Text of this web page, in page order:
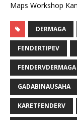
Maps Workshop
DERMAGA
FENDERTIPEV
FENDERVDERMAGA
GADABINAUSAHA
KARETFENDERV